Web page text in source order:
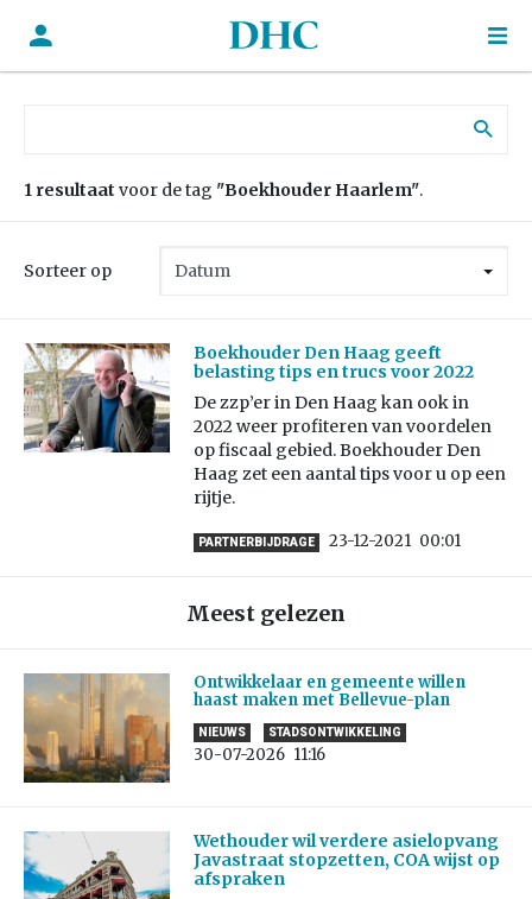
1 resultaat voor de tag "Boekhouder Haarlem".
Sorteer op
Boekhouder Den Haag geeft
belasting tips en trucs voor 2022
De zzp’er in Den Haag kan ook in
2022 weer profiteren van voordelen
op fiscaal gebied. Boekhouder Den
Haag zet een aantal tips voor u op een
rijtje.
PARTNERBIJDRAGE 23-12-2021 00:01
Meest gelezen
Ontwikkelaar en gemeente willen
haast maken met Bellevue-plan
NIEUWS STADSONTWIKKELING
30-07-2026 11:16
Wethouder wil verdere asielopvang
Javastraat stopzetten, COA wijst op
afspraken